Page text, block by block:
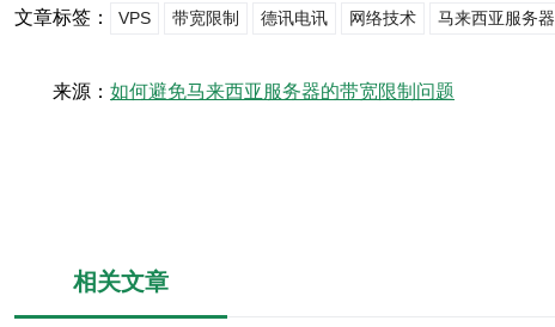
文章标签： VPS 带宽限制 德讯电讯 网络技术 马来西亚服务器
来源： 如何避免马来西亚服务器的带宽限制问题
相关文章